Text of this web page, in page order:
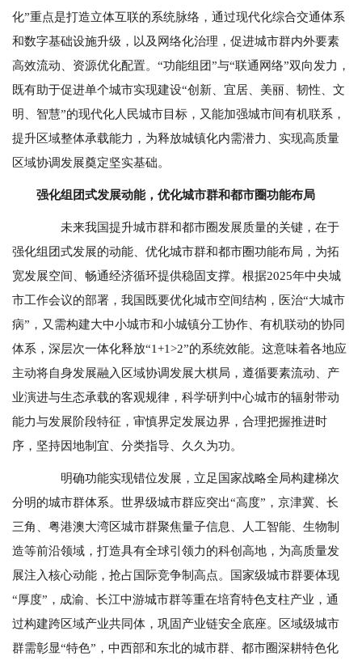
化”重点是打造立体互联的系统脉络，通过现代化综合交通体系
和数字基础设施升级，以及网络化治理，促进城市群内外要素
高效流动、资源优化配置。“功能组团”与“联通网络”双向发力，
既有助于促进单个城市实现建设“创新、宜居、美丽、韧性、文
明、智慧”的现代化人民城市目标，又能加强城市间有机联系，
提升区域整体承载能力，为释放城镇化内需潜力、实现高质量
区域协调发展奠定坚实基础。
强化组团式发展动能，优化城市群和都市圈功能布局
未来我国提升城市群和都市圈发展质量的关键，在于
强化组团式发展的动能、优化城市群和都市圈功能布局，为拓
宽发展空间、畅通经济循环提供稳固支撑。根据2025年中央城
市工作会议的部署，我国既要优化城市空间结构，医治“大城市
病”，又需构建大中小城市和小城镇分工协作、有机联动的协同
体系，深层次一体化释放“1+1>2”的系统效能。这意味着各地应
主动将自身发展融入区域协调发展大棋局，遵循要素流动、产
业演进与生态承载的客观规律，科学研判中心城市的辐射带动
能力与发展阶段特征，审慎界定发展边界，合理把握推进时
序，坚持因地制宜、分类指导、久久为功。
明确功能实现错位发展，立足国家战略全局构建梯次
分明的城市群体系。世界级城市群应突出“高度”，京津冀、长
三角、粤港澳大湾区城市群聚焦量子信息、人工智能、生物制
造等前沿领域，打造具有全球引领力的科创高地，为高质量发
展注入核心动能，抢占国际竞争制高点。国家级城市群要体现
“厚度”，成渝、长江中游城市群等重在培育特色支柱产业，通
过构建跨区域产业共同体，巩固产业链安全底座。区域级城市
群需彰显“特色”，中西部和东北的城市群、都市圈深耕特色化